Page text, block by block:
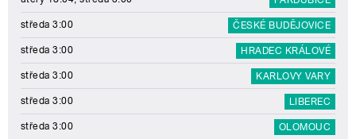
středa 3:00 ČESKÉ BUDĚJOVICE
středa 3:00 HRADEC KRÁLOVÉ
středa 3:00 KARLOVY VARY
středa 3:00 LIBEREC
středa 3:00 OLOMOUC